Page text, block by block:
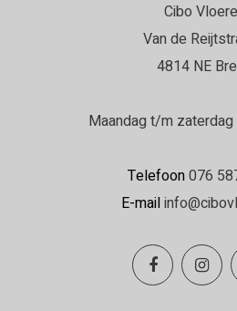
Cibo
Van de
4814 NE
Maandag t/m
Telefoon076
E-mail